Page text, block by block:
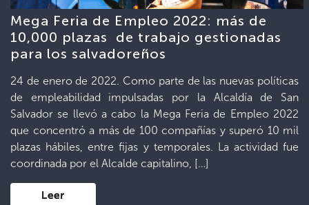
Mega Feria de Empleo 2022: más de
10,000 plazas de trabajo gestionadas
para los salvadoreños
24 de enero de 2022. Como parte de las nuevas políticas
de empleabilidad impulsadas por la Alcaldía de San
Salvador se llevó a cabo la Mega Feria de Empleo 2022
que concentró a más de 100 compañías y superó 10 mil
plazas hábiles, entre fijas y temporales. La actividad fue
coordinada por el Alcalde capitalino, […]
Leer